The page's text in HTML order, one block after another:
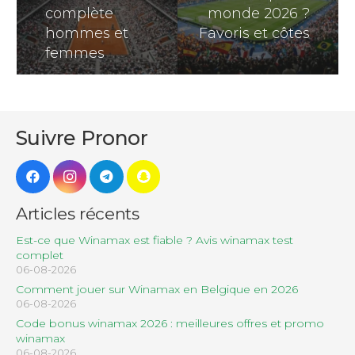
dématérialisée : l’application mobile est donc
nécessaire pour entrer sur le site.
Selon la formule choisie, les spectateurs peuvent
aussi assister à des matchs sur le court Suzanne-
complète
hommes et
femmes
monde 2026 ?
Favoris et côtes
Suivre Pronor
Articles récents
Est-ce que Winamax est fiable ? Avis winamax test
complet
06-08-2026
Comment jouer sur Winamax en Belgique en 2026
06-08-2026
Code bonus winamax 2026 : meilleures offres et promo
winamax